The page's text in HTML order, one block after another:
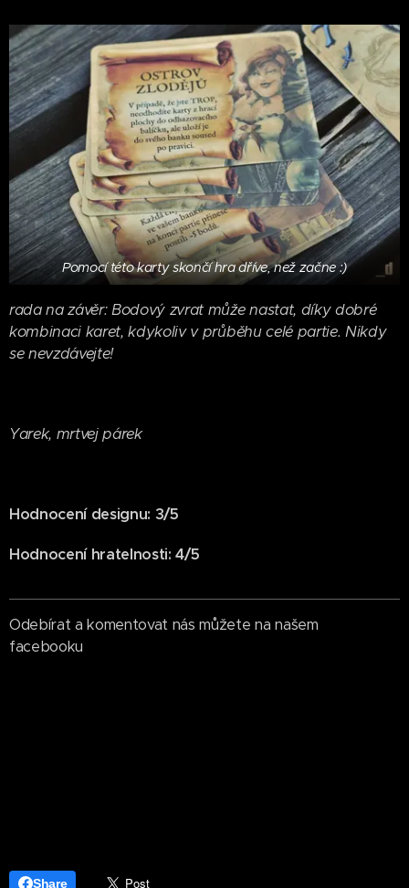
Pomocí této karty skončí hra dříve, než začne :)
rada na závěr: Bodový zvrat může nastat, díky dobré
kombinaci karet, kdykoliv v průběhu celé partie. Nikdy
se nevzdávejte!
Yarek, mrtvej párek
Hodnocení designu: 3/5
Hodnocení hratelnosti: 4/5
Odebírat a komentovat nás můžete na našem
facebooku
Share